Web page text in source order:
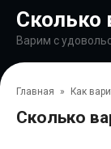
контенту
Сколько
Варим с
Главная » Как
Сколько